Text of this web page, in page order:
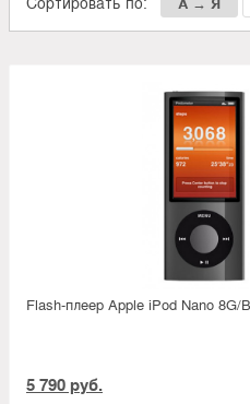
Flash-плеер Apple iPod Nano 8G/
5 790 руб.